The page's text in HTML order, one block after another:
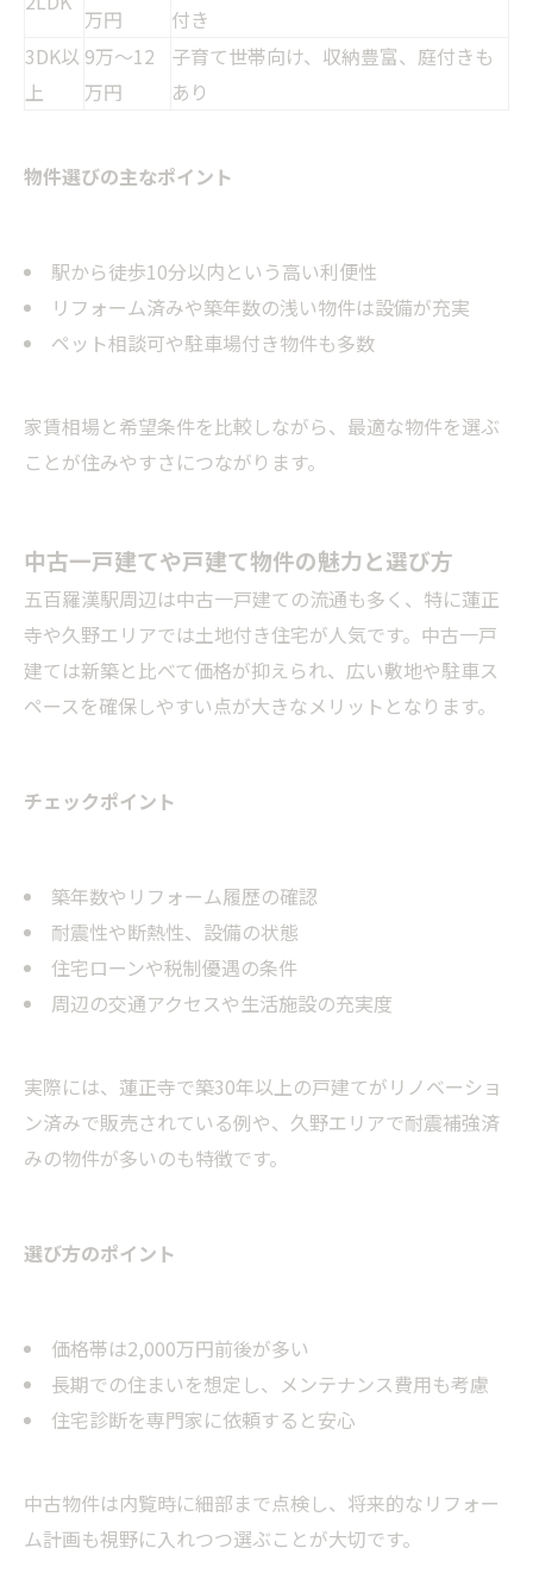
万円
付き
3DK以
上
9万～12
万円
子育て世帯向け、収納豊富、庭付きも
あり
物件選びの主なポイント
駅から徒歩10分以内という高い利便性
リフォーム済みや築年数の浅い物件は設備が充実
ペット相談可や駐車場付き物件も多数
家賃相場と希望条件を比較しながら、最適な物件を選ぶ
ことが住みやすさにつながります。
中古一戸建てや戸建て物件の魅力と選び方
五百羅漢駅周辺は中古一戸建ての流通も多く、特に蓮正
寺や久野エリアでは土地付き住宅が人気です。中古一戸
建ては新築と比べて価格が抑えられ、広い敷地や駐車ス
ペースを確保しやすい点が大きなメリットとなります。
チェックポイント
築年数やリフォーム履歴の確認
耐震性や断熱性、設備の状態
住宅ローンや税制優遇の条件
周辺の交通アクセスや生活施設の充実度
実際には、蓮正寺で築30年以上の戸建てがリノベーショ
ン済みで販売されている例や、久野エリアで耐震補強済
みの物件が多いのも特徴です。
選び方のポイント
価格帯は2,000万円前後が多い
長期での住まいを想定し、メンテナンス費用も考慮
住宅診断を専門家に依頼すると安心
中古物件は内覧時に細部まで点検し、将来的なリフォー
ム計画も視野に入れつつ選ぶことが大切です。